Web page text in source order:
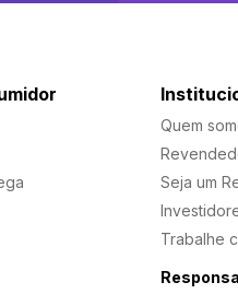
Quem
Seja um
Trabalhe